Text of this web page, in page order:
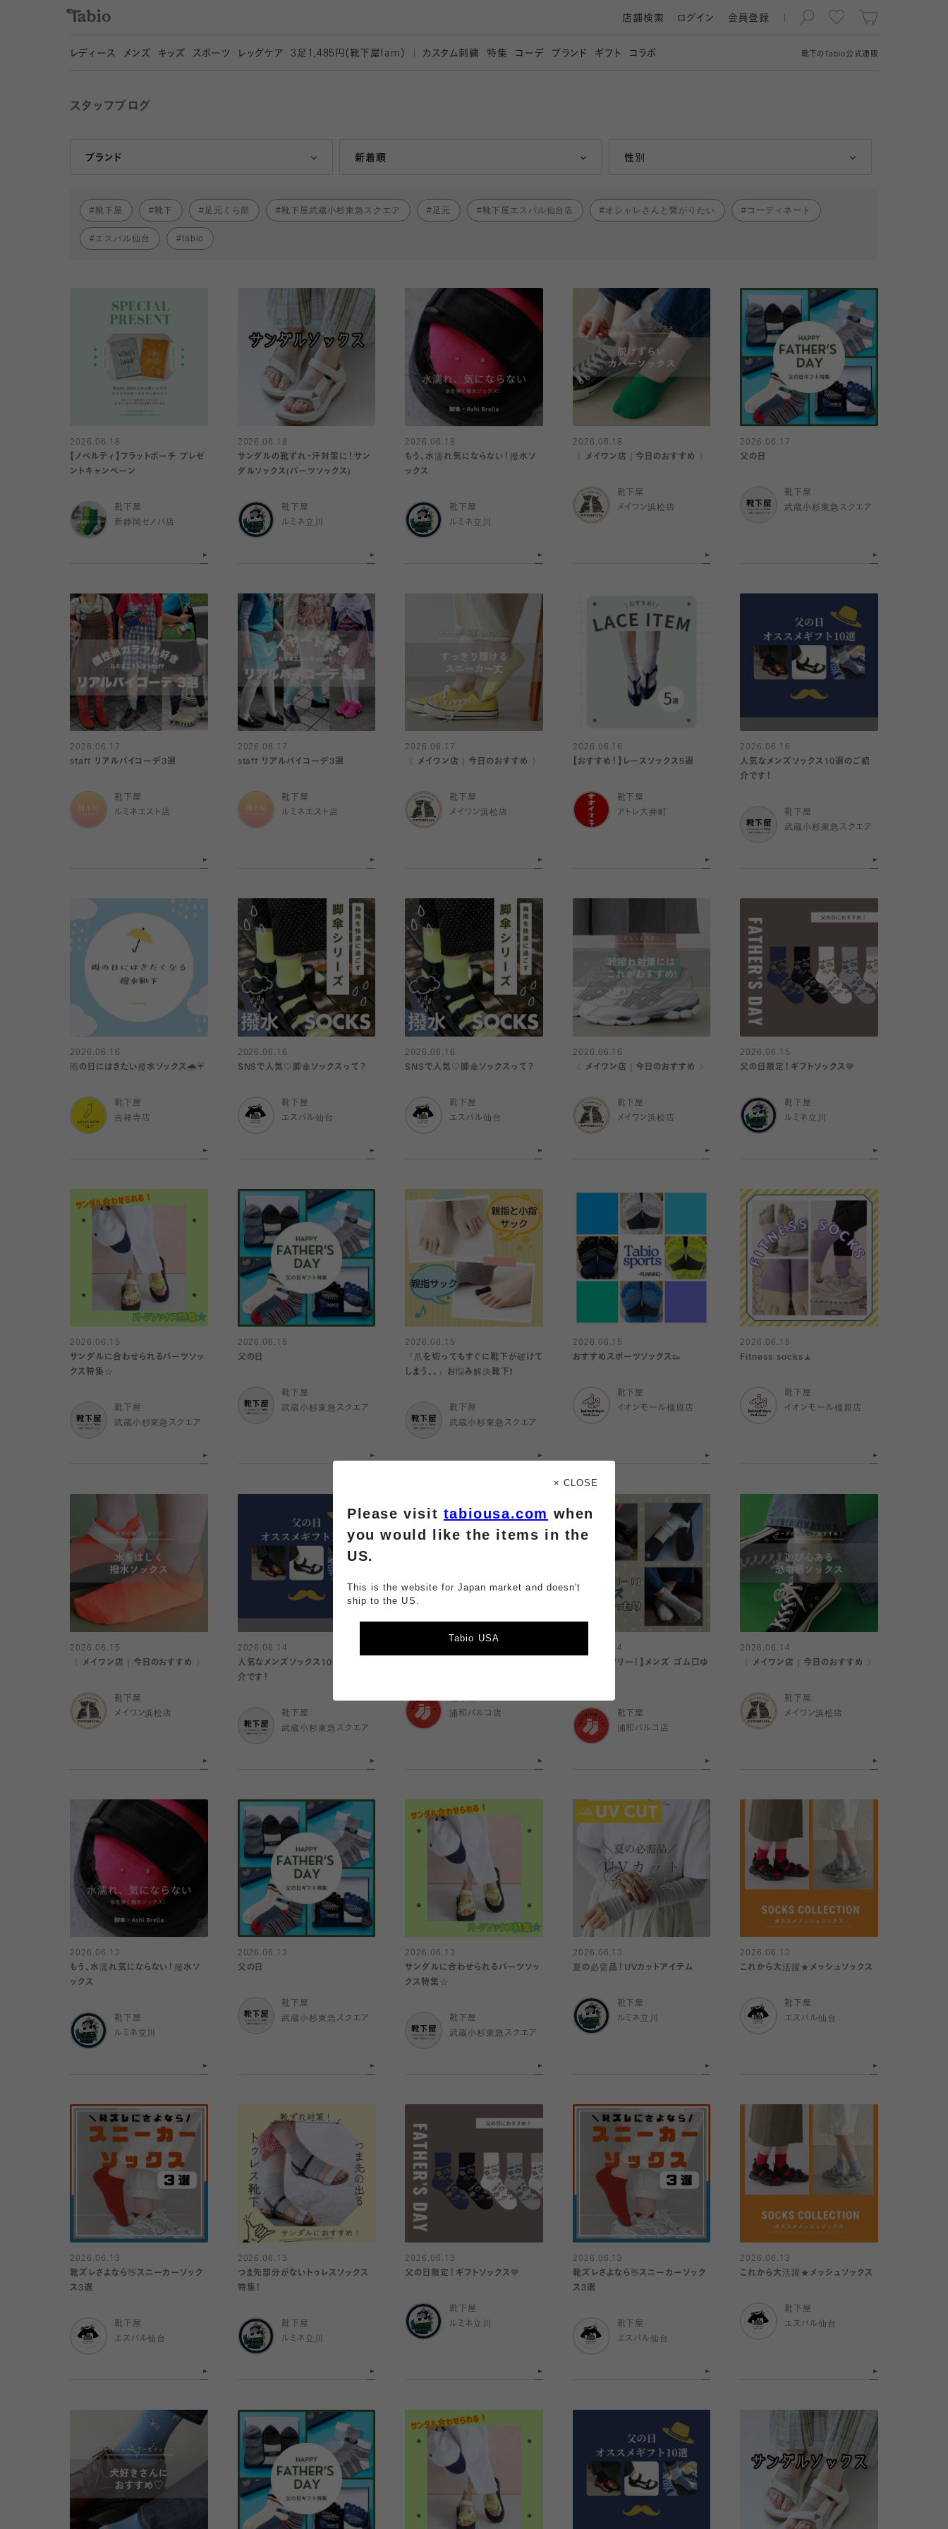
靴下の Tabio公式通販
店舗検索 ログイン 会員登録
レディース メンズ キッズ スポーツ レッグケア 3 足1,485円（靴下屋fam） カスタム刺繍 特集 コーデ ブランド ギフト コラボ
スタッフブログ
ブランド
Tabio 新着順
人気ランキング順 性別
女性
靴下屋 靴下 足元くら部 靴下屋武蔵小杉東急スクエア 足元 靴下屋エスパル仙台店 オシャレさんと繋がりたい コーディネート
エスパル仙台 tabio
2026.06.18
【ノベルティ】フラットポーチ プレゼ
ントキャンペーン
靴下屋
新静岡セノバ店
2026.06.18
サンダルの靴ずれ・汗対策に！サン
ダルソックス(パーツソックス)
靴下屋
ルミネ立川
2026.06.18
もう、水濡れ気にならない！撥水ソ
ックス
靴下屋
ルミネ立川
2026.06.18
〈 メイワン店｜今日のおすすめ 〉
靴下屋
メイワン浜松店
2026.06.17
父の日
靴下屋
武蔵小杉東急スクエア
2026.06.17
staff リアルバイコーデ3選
靴下屋
ルミネエスト店
2026.06.17
staff リアルバイコーデ3選
靴下屋
ルミネエスト店
2026.06.17
〈 メイワン店｜今日のおすすめ 〉
靴下屋
メイワン浜松店
2026.06.16
【おすすめ！】レースソックス5選
靴下屋
アトレ大井町
2026.06.16
人気なメンズソックス10選のご紹
介です！
靴下屋
武蔵小杉東急スクエア
2026.06.16
雨の日にはきたい撥水ソックス🌧️☔️
靴下屋
吉祥寺店
2026.06.16
SNSで人気♡脚傘ソックスって？
靴下屋
エスパル仙台
2026.06.16
SNSで人気♡脚傘ソックスって？
靴下屋
エスパル仙台
2026.06.16
〈 メイワン店｜今日のおすすめ 〉
靴下屋
メイワン浜松店
2026.06.15
父の日限定！ギフトソックス🤎
靴下屋
ルミネ立川
2026.06.15
サンダルに合わせられるパーツソッ
クス特集☆
靴下屋
武蔵小杉東急スクエア
2026.06.15
父の日
靴下屋
武蔵小杉東急スクエア
2026.06.15
『爪を切ってもすぐに靴下が破けて
しまう、、』お悩み解決靴下❗️
靴下屋
武蔵小杉東急スクエア
2026.06.15
おすすめスポーツソックス👟
靴下屋
イオンモール橿原店
2026.06.15
Fitness socks🧘
靴下屋
イオンモール橿原店
2026.06.15
〈 メイワン店｜今日のおすすめ 〉
靴下屋
メイワン浜松店
2026.06.14
人気なメンズソックス10選のご紹
介です！
靴下屋
武蔵小杉東急スクエア
靴下屋
浦和パルコ店
2026.06.14
【ストレスフリー！】メンズ ゴム口ゆ
靴下屋
浦和パルコ店
2026.06.14
〈 メイワン店｜今日のおすすめ 〉
靴下屋
メイワン浜松店
2026.06.13
もう、水濡れ気にならない！撥水ソ
ックス
靴下屋
ルミネ立川
2026.06.13
父の日
靴下屋
武蔵小杉東急スクエア
2026.06.13
サンダルに合わせられるパーツソッ
クス特集☆
靴下屋
武蔵小杉東急スクエア
2026.06.13
夏の必需品！UVカットアイテム
靴下屋
ルミネ立川
2026.06.13
これから大活躍★メッシュソックス
靴下屋
エスパル仙台
2026.06.13
靴ズレさよなら👋スニーカーソック
ス3選
靴下屋
エスパル仙台
2026.06.13
つま先部分がないトゥレスソックス
特集！
靴下屋
ルミネ立川
2026.06.13
父の日限定！ギフトソックス🤎
靴下屋
ルミネ立川
2026.06.13
靴ズレさよなら👋スニーカーソック
ス3選
靴下屋
エスパル仙台
2026.06.13
これから大活躍★メッシュソックス
靴下屋
エスパル仙台
× CLOSE
Please visit tabiousa.com when
you would like the items in the
US.
This is the website for Japan market and doesn't
ship to the US.
Tabio USA